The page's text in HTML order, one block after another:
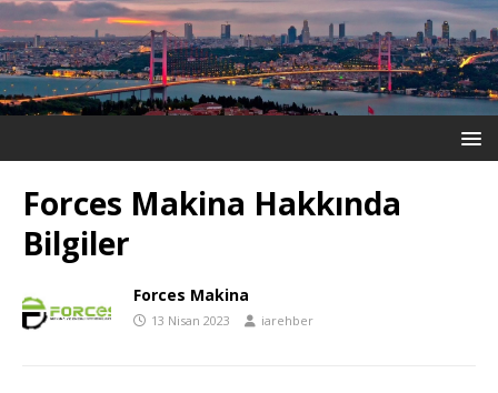
Forces Makina Hakkında
Bilgiler
Forces Makina
13 Nisan 2023 iarehber